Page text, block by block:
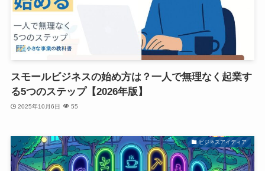
スモールビジネスの始め方は？一人で無理なく起業す
る5つのステップ【2026年版】
2025年10月6日 55
ビジネスアイディア